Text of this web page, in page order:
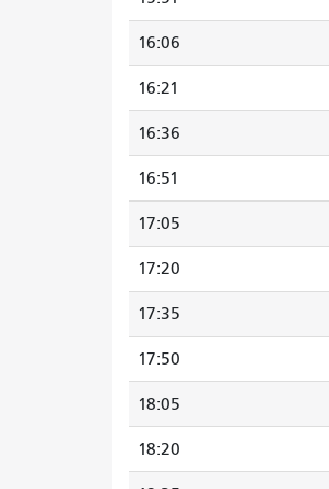
16:06
16:21
16:36
16:51
17:05
17:20
17:35
17:50
18:05
18:20